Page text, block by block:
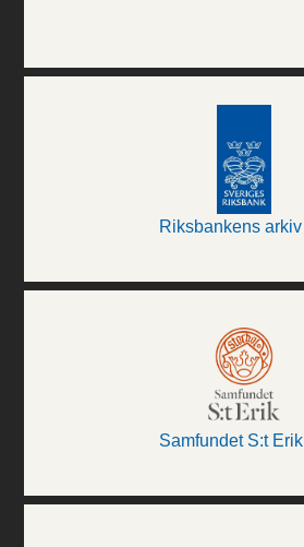
Riksbankens arkiv
Samfundet S:t Erik